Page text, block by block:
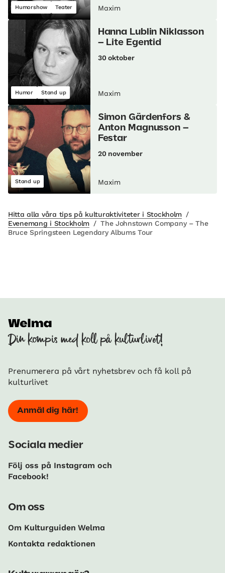
Humorshow Teater Maxim
Humor Stand up
Hanna Lublin Niklasson
– Lite Egentid
30 oktober
Maxim
Stand up
Simon Gärdenfors &
Anton Magnusson –
Festar
20 november
Maxim
Hitta alla våra tips på kulturaktiviteter i Stockholm /
Evenemang i Stockholm / The Johnstown Company – The
Bruce Springsteen Legendary Albums Tour
Din kompis med koll på kulturlivet!
Prenumerera på vårt nyhetsbrev och få koll på
kulturlivet
Anmäl dig här!
Sociala medier
Följ oss på Instagram och
Facebook!
Om oss
Om Kulturguiden Welma
Kontakta redaktionen